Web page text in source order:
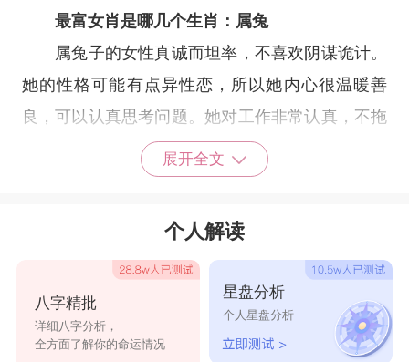
最富女肖是哪几个生肖：属兔
属兔子的女性真诚而坦率，不喜欢阴谋诡计。
她的性格可能有点异性恋，所以她内心很温暖善
良，可以认真思考问题。她对工作非常认真，不拖
延。每个人都认识到他的工作能力，因此他的职业
生涯相对安静，前途一片光明。她经常自己制定发
最富女肖是哪几个生肖：属猪
属猪女天性善良，平易近人，生活中无论是做
事还是为人，都变得特别的友好，根在家中会懂得
展开全文
个人解读
八字精批
详细八字分析，
全方面了解你的命运情况
星盘分析
个人星盘分析